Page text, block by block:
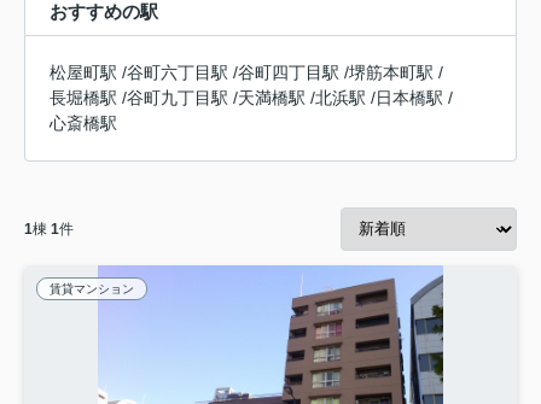
おすすめの駅
松屋町駅 /谷町六丁目駅 /谷町四丁目駅 /堺筋本町駅 /
長堀橋駅 /谷町九丁目駅 /天満橋駅 /北浜駅 /日本橋駅 /
心斎橋駅
1棟 1件
賃貸マンション